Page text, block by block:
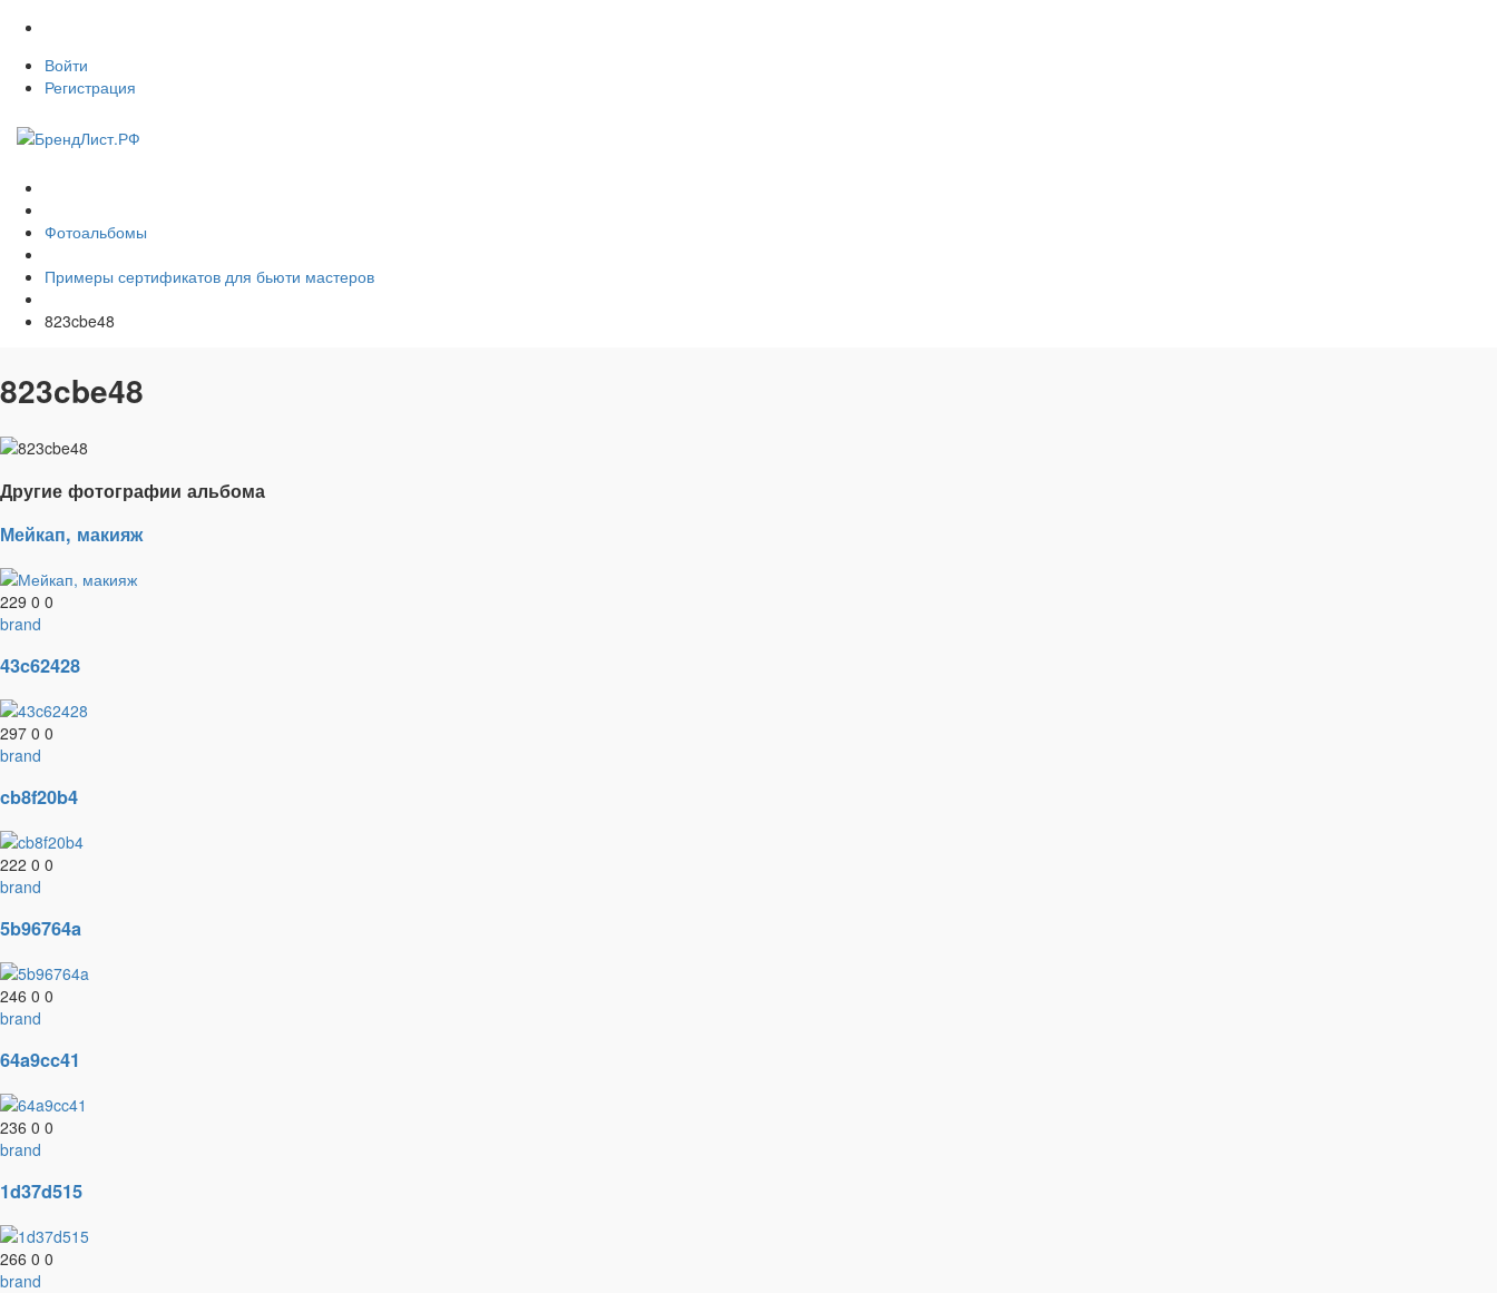
Войти
Регистрация
Фотоальбомы
Примеры сертификатов для бьюти мастеров
823cbe48
823cbe48
Другие фотографии альбома
Мейкап, макияж
229 0 0
brand
43c62428
297 0 0
brand
cb8f20b4
222 0 0
brand
5b96764a
246 0 0
brand
64a9cc41
236 0 0
brand
1d37d515
266 0 0
brand